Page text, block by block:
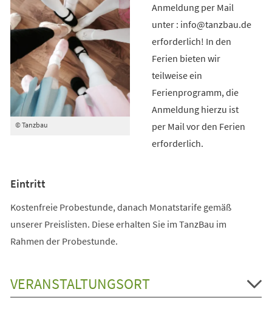
© Tanzbau
Anmeldung per Mail
unter : info@tanzbau.de
erforderlich! In den
Ferien bieten wir
teilweise ein
Ferienprogramm, die
Anmeldung hierzu ist
per Mail vor den Ferien
erforderlich.
Eintritt
Kostenfreie Probestunde, danach Monatstarife gemäß
unserer Preislisten. Diese erhalten Sie im TanzBau im
Rahmen der Probestunde.
VERANSTALTUNGSORT